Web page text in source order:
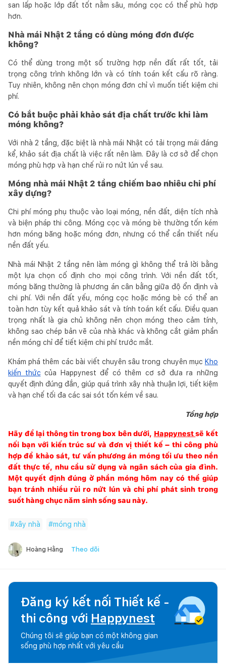
san lấp hoặc lớp đất tốt nằm sâu, móng cọc có thể phù hợp
hơn.
Nhà mái Nhật 2 tầng có dùng móng đơn được
không?
Có thể dùng trong một số trường hợp nền đất rất tốt, tải
trọng công trình không lớn và có tính toán kết cấu rõ ràng.
Tuy nhiên, không nên chọn móng đơn chỉ vì muốn tiết kiệm chi
phí.
Có bắt buộc phải khảo sát địa chất trước khi làm
móng không?
Với nhà 2 tầng, đặc biệt là nhà mái Nhật có tải trọng mái đáng
kể, khảo sát địa chất là việc rất nên làm. Đây là cơ sở để chọn
móng phù hợp và hạn chế rủi ro nứt lún về sau.
Móng nhà mái Nhật 2 tầng chiếm bao nhiêu chi phí
xây dựng?
Chi phí móng phụ thuộc vào loại móng, nền đất, diện tích nhà
và biện pháp thi công. Móng cọc và móng bè thường tốn kém
hơn móng băng hoặc móng đơn, nhưng có thể cần thiết nếu
nền đất yếu.
Nhà mái Nhật 2 tầng nên làm móng gì không thể trả lời bằng
một lựa chọn cố định cho mọi công trình. Với nền đất tốt,
móng băng thường là phương án cân bằng giữa độ ổn định và
chi phí. Với nền đất yếu, móng cọc hoặc móng bè có thể an
toàn hơn tùy kết quả khảo sát và tính toán kết cấu. Điều quan
trọng nhất là gia chủ không nên chọn móng theo cảm tính,
không sao chép bản vẽ của nhà khác và không cắt giảm phần
nền móng chỉ để tiết kiệm chi phí trước mắt.
Khám phá thêm các bài viết chuyên sâu trong chuyên mục Kho
kiến thức của Happynest để có thêm cơ sở đưa ra những
quyết định đúng đắn, giúp quá trình xây nhà thuận lợi, tiết kiệm
và hạn chế tối đa các sai sót tốn kém về sau.
Tổng hợp
Hãy để lại thông tin trong box bên dưới, Happynestsẽ kết
nối bạn với kiến trúc sư và đơn vị thiết kế – thi công phù
hợp để khảo sát, tư vấn phương án móng tối ưu theo nền
đất thực tế, nhu cầu sử dụng và ngân sách của gia đình.
Một quyết định đúng ở phần móng hôm nay có thể giúp
bạn tránh nhiều rủi ro nứt lún và chi phí phát sinh trong
suốt hàng chục năm sinh sống sau này.
#xây nhà #móng nhà
Hoàng Hằng Theo dõi
Đăng ký kết nối Thiết kế -
thi công với Happynest
Chúng tôi sẽ giúp bạn có một không gian
sống phù hợp nhất với yêu cầu